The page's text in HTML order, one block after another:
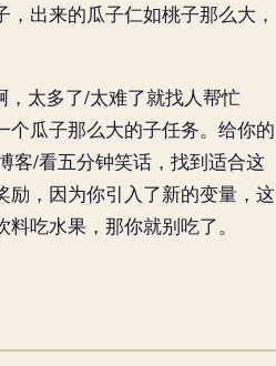
出来的瓜子仁如桃子那么大，
太多了/太难了就找人帮忙
瓜子那么大的子任务。给你的
客/看五分钟笑话，找到适合这
励，因为你引入了新的变量，这
吃水果，那你就别吃了。